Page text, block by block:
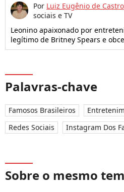
Por Luiz Eugênio de Castro
sociais e TV
Leonino apaixonado por
legítimo de Britney Spears e
Palavras-chave
Famosos Brasileiros
Redes Sociais
Instagram Dos
Sobre o mesmo